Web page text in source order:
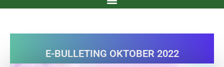
E-BULLETING OKTOBER 2022